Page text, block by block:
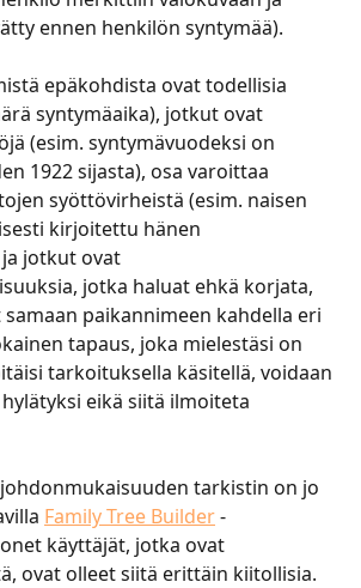
ennen henkilön syntymää).
epäkohdista ovat todellisia
syntymäaika), jotkut ovat
(esim. syntymävuodeksi on
1922 sijasta), osa varoittaa
syöttövirheistä (esim. naisen
kirjoitettu hänen
jotkut ovat
jotka haluat ehkä korjata,
paikannimeen kahdella eri
tapaus, joka mielestäsi on
tarkoituksella käsitellä, voidaan
eikä siitä ilmoiteta
tarkistin on jo
Family Tree Builder -
käyttäjät, jotka ovat
ovat olleet siitä erittäin kiitollisia.